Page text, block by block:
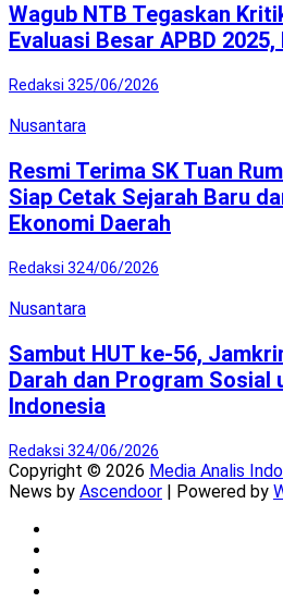
Wagub NTB Tegaskan
Evaluasi Besar APBD
Redaksi 325/06/2026
Nusantara
Resmi Terima SK Tuan
Siap Cetak Sejarah Baru
Ekonomi Daerah
Redaksi 324/06/2026
Nusantara
Sambut HUT ke-56,
Darah dan Program Sosial
Indonesia
Redaksi 324/06/2026
Copyright © 2026 Media Analis
News by Ascendoor | Powered by